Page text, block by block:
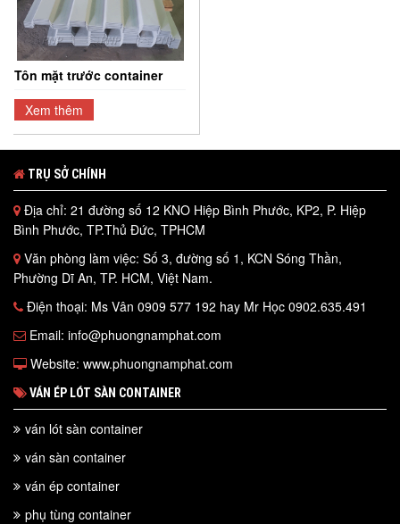
Tôn mặt trước container
Xem thêm
TRỤ SỞ CHÍNH
Địa chỉ: 21 đường số 12 KNO Hiệp Bình Phước, KP2, P. Hiệp
Bình Phước, TP.Thủ Đức, TPHCM
Văn phòng làm việc: Số 3, đường số 1, KCN Sóng Thần,
Phường Dĩ An, TP. HCM, Việt Nam.
Điện thoại: Ms Vân 0909 577 192 hay Mr Học 0902.635.491
Email: info@phuongnamphat.com
Website: www.phuongnamphat.com
VÁN ÉP LÓT SÀN CONTAINER
ván lót sàn container
ván sàn container
ván ép container
phụ tùng container